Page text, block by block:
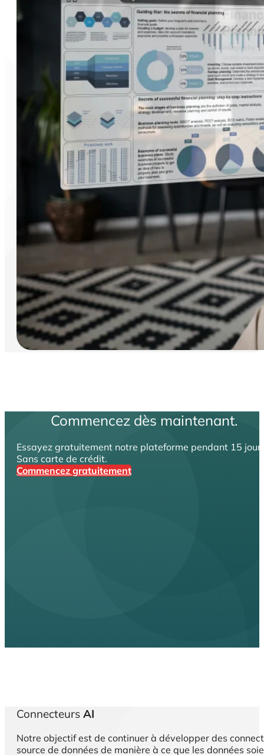
Assistant de données IA
Notre équipe de recherche et développement teste
permettre, en interne, de produire davantage de
directement via notre application, Slack et, à l'avenir,
les réponses. ClicDR amène les lunettes VR à un